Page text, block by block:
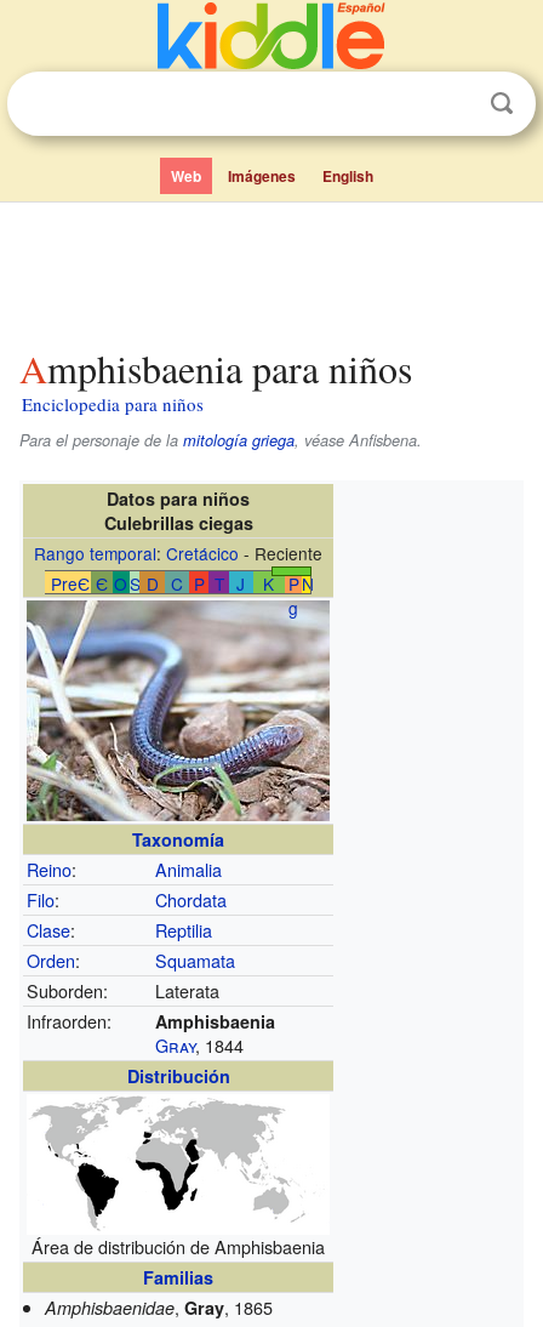
Web Imágenes English
Amphisbaenia para niños
Enciclopedia para niños
Para el personaje de la mitología griega, véase Anfisbena.
Datos para niños
Culebrillas ciegas
Rango temporal:Cretácico - Reciente
PreЄ Є OS D C P T J K P
g
N
Taxonomía
Reino:
Animalia
Filo:
Chordata
Clase:
Reptilia
Orden:
Squamata
Suborden:
Laterata
Infraorden:
Amphisbaenia
Gray, 1844
Distribución
Área de distribución de Amphisbaenia
Familias
Amphisbaenidae, Gray, 1865